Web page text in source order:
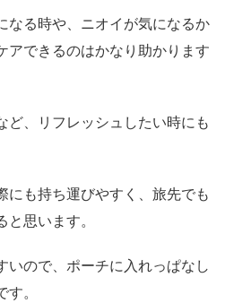
なる時や、ニオイが気になるか
アできるのはかなり助かります
ど、リフレッシュしたい時にも
にも持ち運びやすく、旅先でも
思います。
いので、ポーチに入れっぱなし
。